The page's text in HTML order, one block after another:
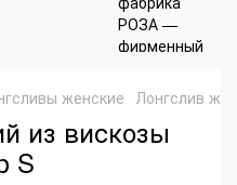
женские Лонгслив
из вискозы
S